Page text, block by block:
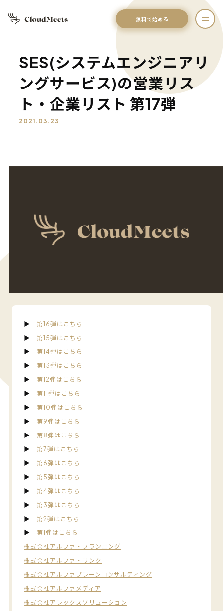
無料で始める
SES(システムエンジニアリ
ングサービス)の営業リス
ト・企業リスト 第17弾
2021.03.23
▶︎ 第16弾はこちら
▶︎ 第15弾はこちら
▶︎ 第14弾はこちら
▶︎ 第13弾はこちら
▶︎ 第12弾はこちら
▶︎ 第11弾はこちら
▶︎ 第10弾はこちら
▶︎ 第9弾はこちら
▶︎ 第8弾はこちら
▶︎ 第7弾はこちら
▶︎ 第6弾はこちら
▶︎ 第5弾はこちら
▶︎ 第4弾はこちら
▶︎ 第3弾はこちら
▶︎ 第2弾はこちら
▶︎ 第1弾はこちら
株式会社アルファ・プランニング
株式会社アルファ・リンク
株式会社アルファブレーンコンサルティング
株式会社アルファメディア
株式会社アレックスソリューション